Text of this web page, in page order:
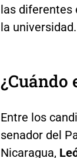
las diferentes
la universidad.
¿Cuándo
Entre los
senador del
Nicaragua,